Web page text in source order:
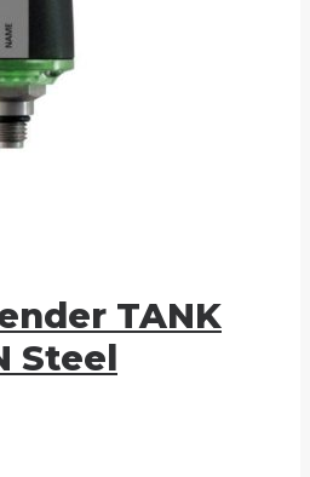
TANK
Steel